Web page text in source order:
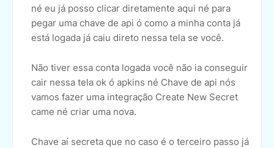
né eu já posso clicar diretamente aqui né para
pegar uma chave de api ó como a minha conta já
está logada já caiu direto nessa tela se você.
Não tiver essa conta logada você não ia conseguir
cair nessa tela ok ó apkins né Chave de api nós
vamos fazer uma integração Create New Secret
came né criar uma nova.
Chave aí secreta que no caso é o terceiro passo já